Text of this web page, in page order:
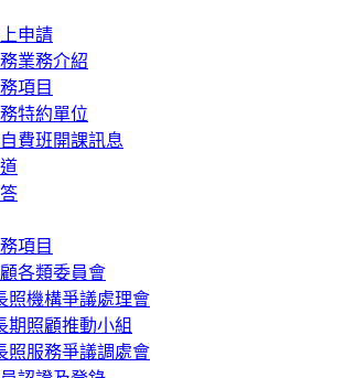
申請
業務介紹
項目
特約單位
費班開課訊息
項目
各類委員會
照機構爭議處理會
期照顧推動小組
照服務爭議調處會